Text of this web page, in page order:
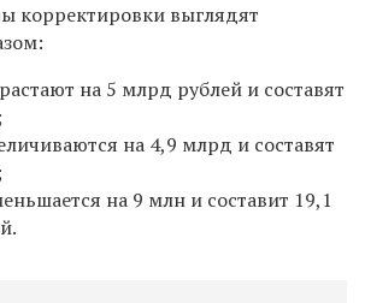
корректировки выглядят
на 5 млрд рублей и составят
на 4,9 млрд и составят
на 9 млн и составит 19,1